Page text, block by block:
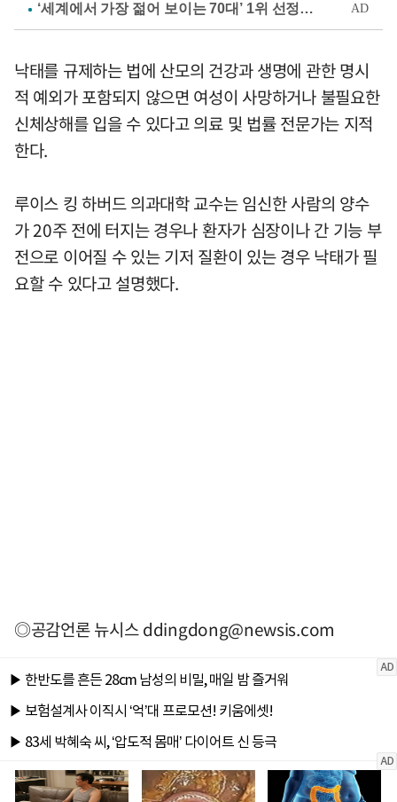
낙태를 규제하는 법에 산모의 건강과 생명에 관한 명시
적 예외가 포함되지 않으면 여성이 사망하거나 불필요한
신체상해를 입을 수 있다고 의료 및 법률 전문가는 지적
한다.
루이스 킹 하버드 의과대학 교수는 임신한 사람의 양수
가 20주 전에 터지는 경우나 환자가 심장이나 간 기능 부
전으로 이어질 수 있는 기저 질환이 있는 경우 낙태가 필
요할 수 있다고 설명했다.
◎공감언론 뉴시스ddingdong@newsis.com